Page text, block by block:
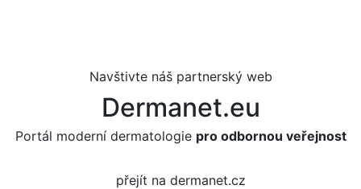
Navštivte náš partnerský web
Dermanet.eu
Portál moderní dermatologie pro odbornou veřejnost
přejít na dermanet.cz